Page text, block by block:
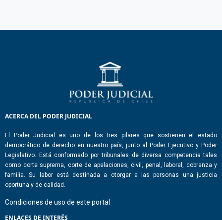
ACERCA DEL PODER JUDICIAL
El Poder Judicial es uno de los tres pilares que sostienen el estado
democrático de derecho en nuestro país, junto al Poder Ejecutivo y Poder
Legislativo. Está conformado por tribunales de diversa competencia tales
como corte suprema, corte de apelaciones, civil, penal, laboral, cobranza y
familia. Su labor está destinada a otorgar a las personas una justicia
oportuna y de calidad.
Condiciones de uso de este portal
ENLACES DE INTERÉS